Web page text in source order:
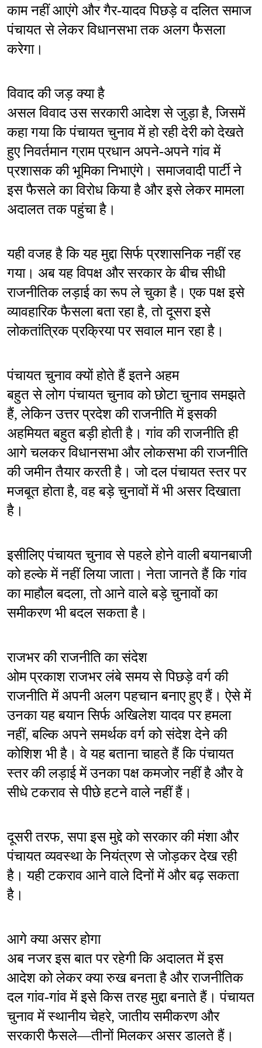
काम नहीं आएंगे और गैर-यादव पिछड़े व दलित समाज
पंचायत से लेकर विधानसभा तक अलग फैसला
करेगा।
विवाद की जड़ क्या है
असल विवाद उस सरकारी आदेश से जुड़ा है, जिसमें
कहा गया कि पंचायत चुनाव में हो रही देरी को देखते
हुए निवर्तमान ग्राम प्रधान अपने-अपने गांव में
प्रशासक की भूमिका निभाएंगे। समाजवादी पार्टी ने
इस फैसले का विरोध किया है और इसे लेकर मामला
अदालत तक पहुंचा है।
यही वजह है कि यह मुद्दा सिर्फ प्रशासनिक नहीं रह
गया। अब यह विपक्ष और सरकार के बीच सीधी
राजनीतिक लड़ाई का रूप ले चुका है। एक पक्ष इसे
व्यावहारिक फैसला बता रहा है, तो दूसरा इसे
लोकतांत्रिक प्रक्रिया पर सवाल मान रहा है।
पंचायत चुनाव क्यों होते हैं इतने अहम
बहुत से लोग पंचायत चुनाव को छोटा चुनाव समझते
हैं, लेकिन उत्तर प्रदेश की राजनीति में इसकी
अहमियत बहुत बड़ी होती है। गांव की राजनीति ही
आगे चलकर विधानसभा और लोकसभा की राजनीति
की जमीन तैयार करती है। जो दल पंचायत स्तर पर
मजबूत होता है, वह बड़े चुनावों में भी असर दिखाता
है।
इसीलिए पंचायत चुनाव से पहले होने वाली बयानबाजी
को हल्के में नहीं लिया जाता। नेता जानते हैं कि गांव
का माहौल बदला, तो आने वाले बड़े चुनावों का
समीकरण भी बदल सकता है।
राजभर की राजनीति का संदेश
ओम प्रकाश राजभर लंबे समय से पिछड़े वर्ग की
राजनीति में अपनी अलग पहचान बनाए हुए हैं। ऐसे में
उनका यह बयान सिर्फ अखिलेश यादव पर हमला
नहीं, बल्कि अपने समर्थक वर्ग को संदेश देने की
कोशिश भी है। वे यह बताना चाहते हैं कि पंचायत
स्तर की लड़ाई में उनका पक्ष कमजोर नहीं है और वे
सीधे टकराव से पीछे हटने वाले नहीं हैं।
दूसरी तरफ, सपा इस मुद्दे को सरकार की मंशा और
पंचायत व्यवस्था के नियंत्रण से जोड़कर देख रही
है। यही टकराव आने वाले दिनों में और बढ़ सकता
है।
आगे क्या असर होगा
अब नजर इस बात पर रहेगी कि अदालत में इस
आदेश को लेकर क्या रुख बनता है और राजनीतिक
दल गांव-गांव में इसे किस तरह मुद्दा बनाते हैं। पंचायत
चुनाव में स्थानीय चेहरे, जातीय समीकरण और
सरकारी फैसले—तीनों मिलकर असर डालते हैं।